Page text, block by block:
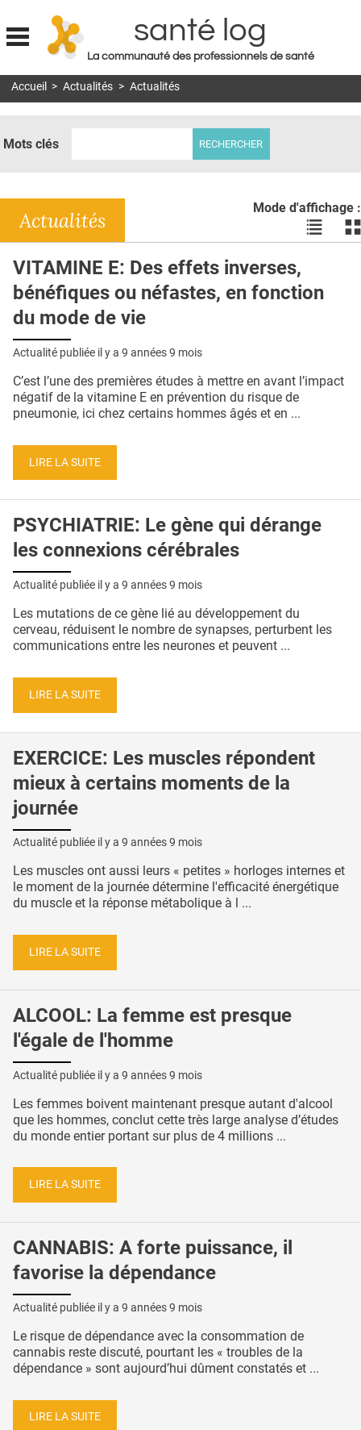
Jump to navigation
santé log
La communauté des professionnels de santé
MON COMPTE
DOSSIERS
RÉSEAUX
E-REVUE SAD
L'APP
PUBLICITÉ
CONTACT
Accueil > Actualités > Actualités
Mots clés
Mode d'affichage :
Voir
les
liste
les
Actualités
VITAMINE E: Des effets inverses,
bénéfiques ou néfastes, en fonction
du mode de vie
Actualité publiée il y a 9 années 9 mois
C’est l’une des premières études à mettre en avant l’impact
négatif de la vitamine E en prévention du risque de
pneumonie, ici chez certains hommes âgés et en ...
LIRE LA SUITE
PSYCHIATRIE: Le gène qui dérange
les connexions cérébrales
Actualité publiée il y a 9 années 9 mois
Les mutations de ce gène lié au développement du
cerveau, réduisent le nombre de synapses, perturbent les
communications entre les neurones et peuvent ...
LIRE LA SUITE
EXERCICE: Les muscles répondent
mieux à certains moments de la
journée
Actualité publiée il y a 9 années 9 mois
Les muscles ont aussi leurs « petites » horloges internes et
le moment de la journée détermine l'efficacité énergétique
du muscle et la réponse métabolique à l ...
LIRE LA SUITE
ALCOOL: La femme est presque
l'égale de l'homme
Actualité publiée il y a 9 années 9 mois
Les femmes boivent maintenant presque autant d'alcool
que les hommes, conclut cette très large analyse d’études
du monde entier portant sur plus de 4 millions ...
LIRE LA SUITE
CANNABIS: A forte puissance, il
favorise la dépendance
Actualité publiée il y a 9 années 9 mois
Le risque de dépendance avec la consommation de
cannabis reste discuté, pourtant les « troubles de la
dépendance » sont aujourd’hui dûment constatés et ...
LIRE LA SUITE